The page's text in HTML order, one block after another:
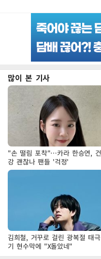
많이 본 기사
"손 떨림 포착"…카라 한승연, 건
강 괜찮나 팬들 '걱정'
김희철, 거꾸로 걸린 광복절 태극
기 현수막에 "X돌았네"